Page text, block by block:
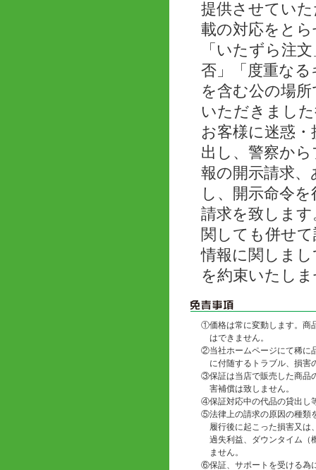
提供させてい
載の対応をと
「いたずら注
否」「度重な
を含む公の場
いただきまし
お客様に迷惑
出し、警察か
報の開示請求
し、開示命令
請求を致しま
関しても併せ
情報に関しま
を約束いたし
①価格は常に変動します。商
はできません。
②当社ホームページにて稀に
に付随するトラブル、損害
③保証は当店で販売した商品
害補償は致しません。
④保証対応中の代品の貸出し
⑤法律上の請求の原因の種類
履行後に起こった損害又は
過失利益、ダウンタイム（
ません。
⑥保証、サポートを受ける為